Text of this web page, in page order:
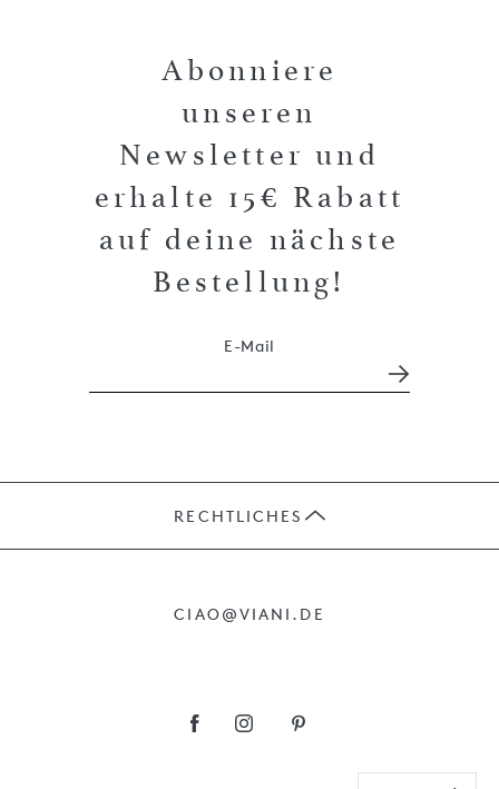
Abonniere
unseren
Newsletter und
erhalte 15€ Rabatt
auf deine nächste
Bestellung!
E-Mail
RECHTLICHES
CIAO@VIANI.DE